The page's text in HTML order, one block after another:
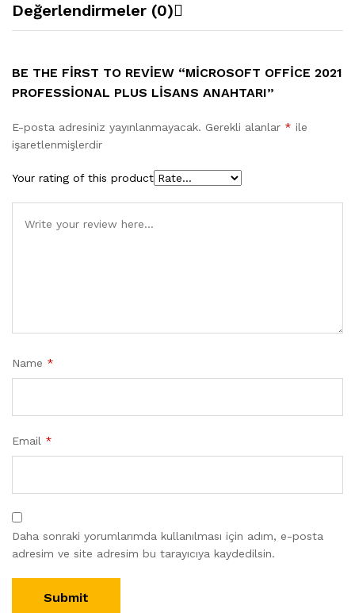
Değerlendirmeler (0)
BE THE FIRST TO REVIEW “MICROSOFT OFFICE 2021
PROFESSIONAL PLUS LISANS ANAHTARI”
E-posta adresiniz yayınlanmayacak. Gerekli alanlar * ile
işaretlenmişlerdir
Your rating of this product
Name *
Email *
Daha sonraki yorumlarımda kullanılması için adım, e-posta
adresim ve site adresim bu tarayıcıya kaydedilsin.